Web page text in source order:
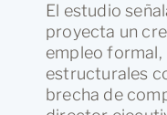
El estudio
proyecta un
empleo
estructurales
brecha de